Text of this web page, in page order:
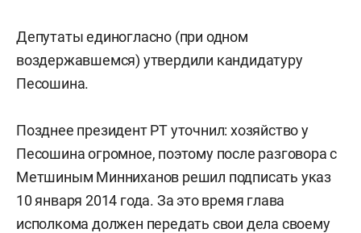
Депутаты единогласно (при одном
воздержавшемся) утвердили кандидатуру
Песошина.
Позднее президент РТ уточнил: хозяйство у
Песошина огромное, поэтому после разговора с
Метшиным Минниханов решил подписать указ
10 января 2014 года. За это время глава
исполкома должен передать свои дела своему